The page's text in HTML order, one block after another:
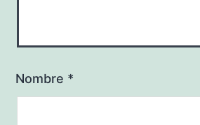
Nombre *